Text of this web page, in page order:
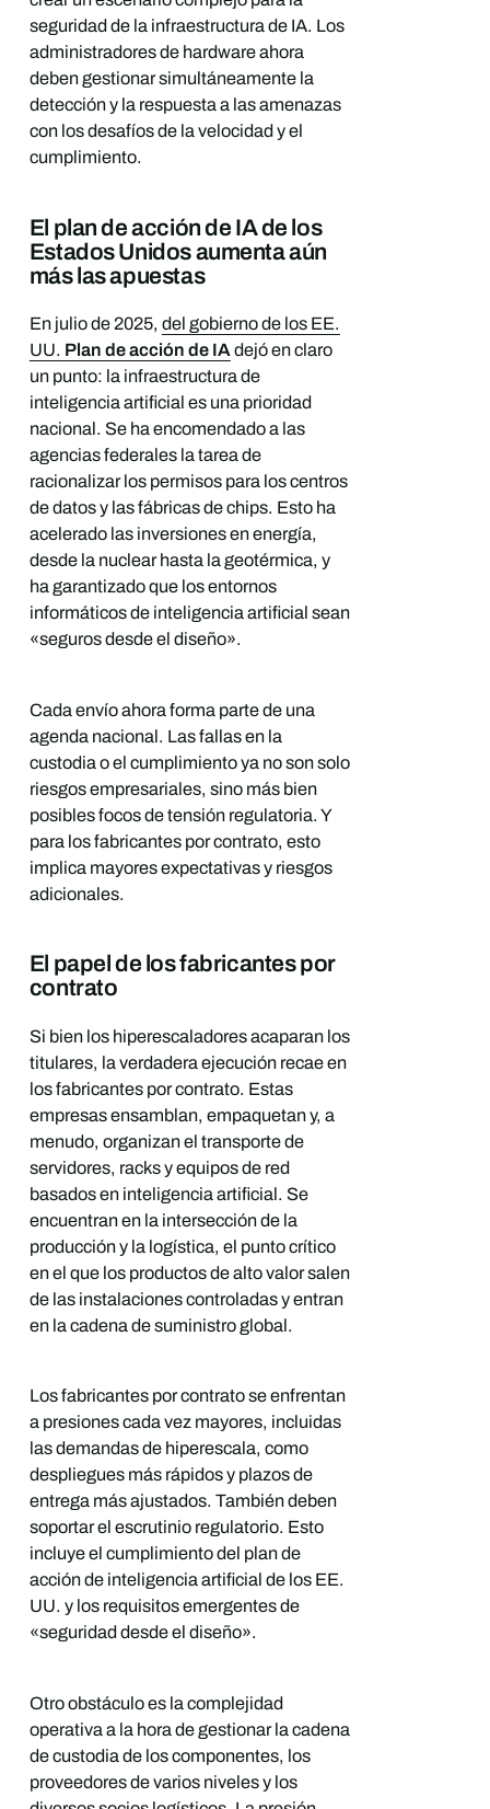
seguridad de la infraestructura de IA. Los
administradores de hardware ahora
deben gestionar simultáneamente la
detección y la respuesta a las amenazas
con los desafíos de la velocidad y el
cumplimiento.
El plan de acción de IA de los
Estados Unidos aumenta aún
más las apuestas
En julio de 2025, del gobierno de los EE.
UU. Plan de acción de IA dejó en claro
un punto: la infraestructura de
inteligencia artificial es una prioridad
nacional. Se ha encomendado a las
agencias federales la tarea de
racionalizar los permisos para los centros
de datos y las fábricas de chips. Esto ha
acelerado las inversiones en energía,
desde la nuclear hasta la geotérmica, y
ha garantizado que los entornos
informáticos de inteligencia artificial sean
«seguros desde el diseño».
Cada envío ahora forma parte de una
agenda nacional. Las fallas en la
custodia o el cumplimiento ya no son solo
riesgos empresariales, sino más bien
posibles focos de tensión regulatoria. Y
para los fabricantes por contrato, esto
implica mayores expectativas y riesgos
adicionales.
El papel de los fabricantes por
contrato
Si bien los hiperescaladores acaparan los
titulares, la verdadera ejecución recae en
los fabricantes por contrato. Estas
empresas ensamblan, empaquetan y, a
menudo, organizan el transporte de
servidores, racks y equipos de red
basados en inteligencia artificial. Se
encuentran en la intersección de la
producción y la logística, el punto crítico
en el que los productos de alto valor salen
de las instalaciones controladas y entran
en la cadena de suministro global.
Los fabricantes por contrato se enfrentan
a presiones cada vez mayores, incluidas
las demandas de hiperescala, como
despliegues más rápidos y plazos de
entrega más ajustados. También deben
soportar el escrutinio regulatorio. Esto
incluye el cumplimiento del plan de
acción de inteligencia artificial de los EE.
UU. y los requisitos emergentes de
«seguridad desde el diseño».
Otro obstáculo es la complejidad
operativa a la hora de gestionar la cadena
de custodia de los componentes, los
proveedores de varios niveles y los